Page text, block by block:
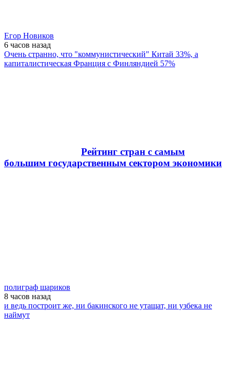
Егор Новиков
6 часов назад
Очень странно, что "коммунистический" Китай 33%, а
капиталистическая Франция с Финляндией 57%
Рейтинг стран с самым
большим государственным сектором экономики
полиграф шариков
8 часов назад
и ведь построит же, ни бакинского не утащат, ни узбека не
наймут